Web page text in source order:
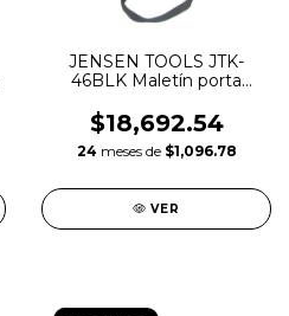
JENSEN TOOLS JTK-
46BLK Maletín porta
comunicaciones
$18,692.54
24 meses de $1,096.78
VER